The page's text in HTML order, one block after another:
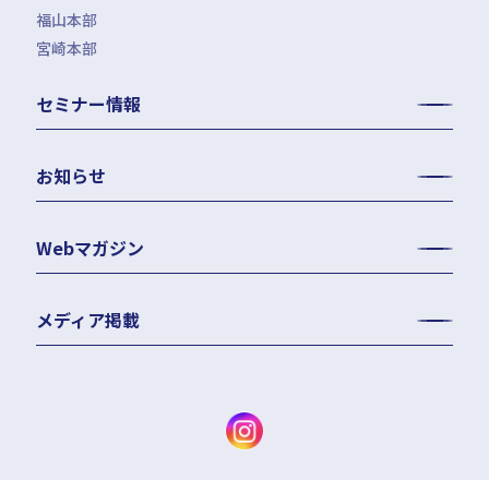
福山本部
宮崎本部
セミナー情報
お知らせ
Webマガジン
メディア掲載